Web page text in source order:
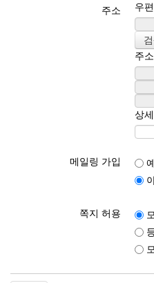
주소 우
주소
상
메일링 가입
예
쪽지 허용